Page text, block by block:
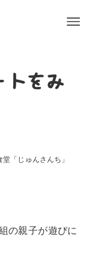
トをみ
「じゅんさんち」
の親子が遊びに